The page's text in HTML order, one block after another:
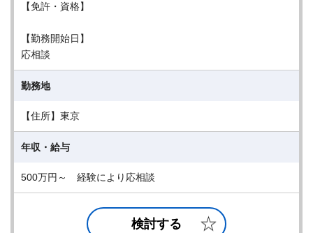
【免許・資格】
【勤務開始日】
応相談
勤務地
【住所】東京
年収・給与
500万円～ 経験により応相談
検討する